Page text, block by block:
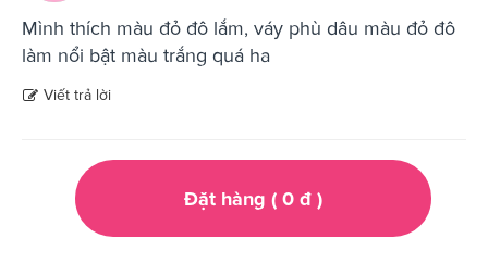
Mình thích màu đỏ đô lắm, váy phù dâu màu đỏ đô
làm nổi bật màu trắng quá ha
Viết trả lời
Đặt hàng ( 0đ )